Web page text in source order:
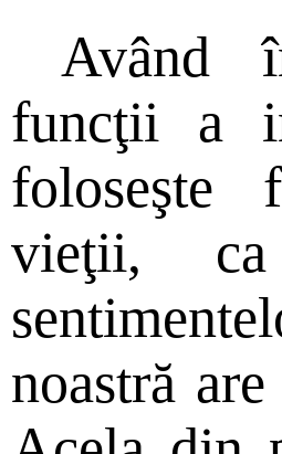
Având
funcţii a
foloseşte
vieţii,
noastră